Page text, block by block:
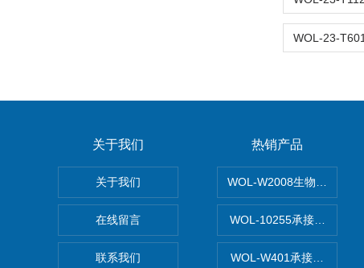
关于我们
关于我们
在线留言
联系我们
热销产品
WOL-W2008生物制药
WOL-10255承接清远电子
WOL-W401承接食品QS